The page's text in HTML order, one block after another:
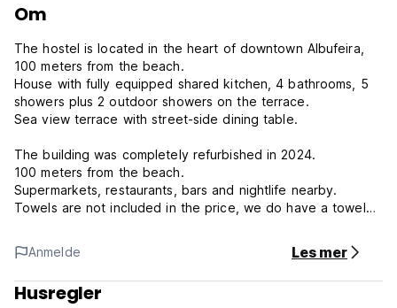
Om
The hostel is located in the heart of downtown Albufeira,
100 meters from the beach.
House with fully equipped shared kitchen, 4 bathrooms, 5
showers plus 2 outdoor showers on the terrace.
Sea view terrace with street-side dining table.
The building was completely refurbished in 2024.
100 meters from the beach.
Supermarkets, restaurants, bars and nightlife nearby.
Towels are not included in the price, we do have a towel
No children allowed. Accommodation for adults only.
Sandy Bottoms Hostel Policy and Conditions:
Anmelde Les mer
Husregler